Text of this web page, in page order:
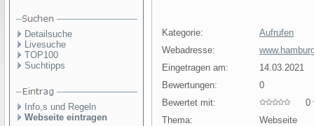
Detailsuche
Livesuche
TOP100
Suchtipps
Info,s und Regeln
Webseite eintragen
Kategorie:
Aufrufen
Webadresse:
Eingetragen am:
14.03.2021
Bewertungen:
0
Bewertet mit:
0
Thema:
Webseite